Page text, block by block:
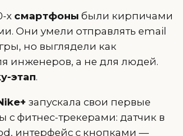
х смартфоны были кирпичами
Они умели отправлять email
но выглядели как
инженеров, а не для людей.
этап.
запускала свои первые
с фитнес-трекерами: датчик в
интерфейс с кнопками —